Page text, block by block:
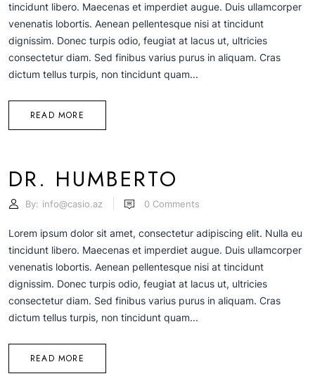
tincidunt libero. Maecenas et imperdiet augue. Duis ullamcorper
venenatis lobortis. Aenean pellentesque nisi at tincidunt
dignissim. Donec turpis odio, feugiat at lacus ut, ultricies
consectetur diam. Sed finibus varius purus in aliquam. Cras
dictum tellus turpis, non tincidunt quam...
READ MORE
DR. HUMBERTO
By: info@casio.az 0 Comments
Lorem ipsum dolor sit amet, consectetur adipiscing elit. Nulla eu
tincidunt libero. Maecenas et imperdiet augue. Duis ullamcorper
venenatis lobortis. Aenean pellentesque nisi at tincidunt
dignissim. Donec turpis odio, feugiat at lacus ut, ultricies
consectetur diam. Sed finibus varius purus in aliquam. Cras
dictum tellus turpis, non tincidunt quam...
READ MORE